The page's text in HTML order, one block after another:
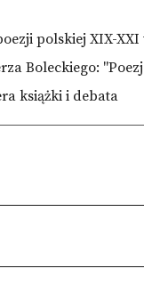
polskiej XIX-XXI
Boleckiego:
książki i debata